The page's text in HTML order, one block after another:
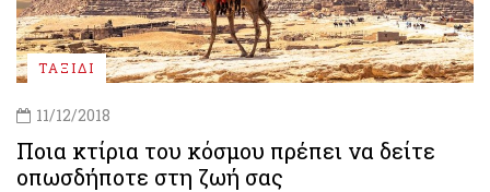
ΤΑΞΙΔΙ
11/12/2018
Ποια κτίρια του κόσμου πρέπει να δείτε
οπωσδήποτε στη ζωή σας